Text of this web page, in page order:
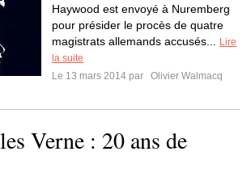
Haywood est envoyé à Nuremberg
pour présider le procès de quatre
magistrats allemands accusés...
Lire
la suite
Le 13 mars 2014 par
Olivier Walmacq
Verne : 20 ans de